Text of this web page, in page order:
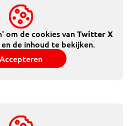
om de cookies vanTwitter X
de inhoud te bekijken.
Accepteren